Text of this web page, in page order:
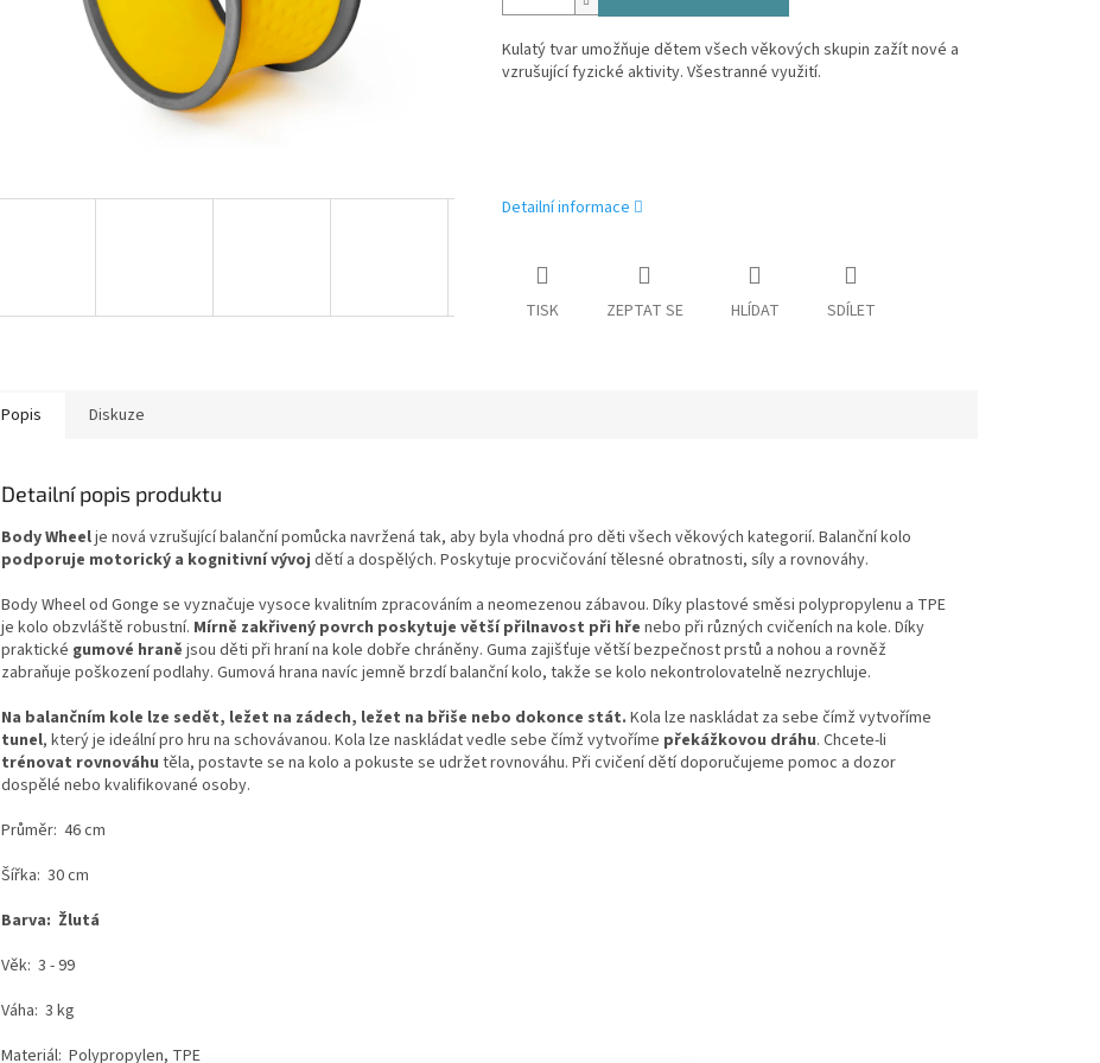
Kulatý tvar umožňuje dětem všech věkových skupin zažít nové a
vzrušující fyzické aktivity. Všestranné využití.
Detailní informace
TISK ZEPTAT SE HLÍDAT SDÍLET
Popis Diskuze
Detailní popis produktu
Body Wheelje nová vzrušující balanční pomůcka navržená tak, aby byla vhodná pro děti všech věkových kategorií. Balanční kolo
podporuje motorický a kognitivní vývoj dětí a dospělých. Poskytuje procvičování tělesné obratnosti, síly a rovnováhy.
Body Wheel od Gonge se vyznačuje vysoce kvalitním zpracováním a neomezenou zábavou. Díky plastové směsi polypropylenu a TPE
je kolo obzvláště robustní. Mírně zakřivený povrch poskytuje větší přilnavost při hře nebo při různých cvičeních na kole. Díky
praktické gumové hraně jsou děti při hraní na kole dobře chráněny. Guma zajišťuje větší bezpečnost prstů a nohou a rovněž
zabraňuje poškození podlahy. Gumová hrana navíc jemně brzdí balanční kolo, takže se kolo nekontrolovatelně nezrychluje.
Na balančním kole lze sedět, ležet na zádech, ležet na břiše nebo dokonce stát. Kola lze naskládat za sebe čímž vytvoříme
tunel, který je ideální pro hru na schovávanou. Kola lze naskládat vedle sebe čímž vytvoříme překážkovou dráhu. Chcete-li
trénovat rovnováhu těla, postavte se na kolo a pokuste se udržet rovnováhu. Při cvičení dětí doporučujeme pomoc a dozor
dospělé nebo kvalifikované osoby.
Průměr: 46 cm
Šířka: 30 cm
Barva: Žlutá
Věk: 3 - 99
Váha: 3 kg
Materiál: Polypropylen, TPE